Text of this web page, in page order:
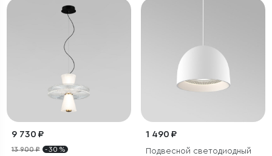
9 730 ₽
13 900 ₽ - 30 %
1 490 ₽
Подвесной светодиодный